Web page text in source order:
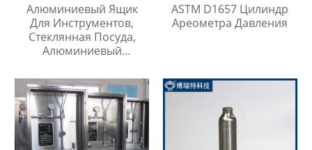
Алюминиевый Ящик
Для Инструментов,
Стеклянная Посуда,
Алюминиевый
ASTM D1657 Цилиндр
Ареометра Давления